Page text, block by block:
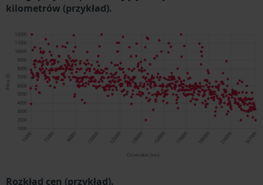
kilometrów (przykład).
Rozkład cen (przykład).